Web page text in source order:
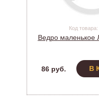
Код
Ведро
86 руб. В